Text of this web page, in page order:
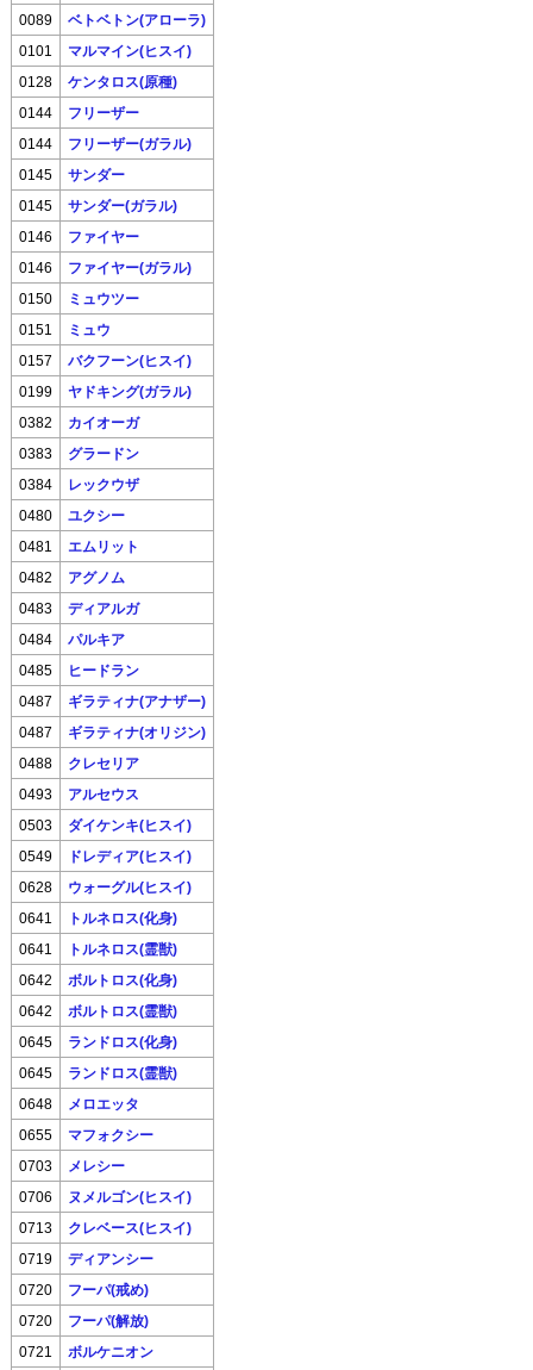
0089 ベトベトン(アローラ)
0101 マルマイン(ヒスイ)
0128 ケンタロス(原種)
0144 フリーザー
0144 フリーザー(ガラル)
0145 サンダー
0145 サンダー(ガラル)
0146 ファイヤー
0146 ファイヤー(ガラル)
0150 ミュウツー
0151 ミュウ
0157 バクフーン(ヒスイ)
0199 ヤドキング(ガラル)
0382 カイオーガ
0383 グラードン
0384 レックウザ
0480 ユクシー
0481 エムリット
0482 アグノム
0483 ディアルガ
0484 パルキア
0485 ヒードラン
0487 ギラティナ(アナザー)
0487 ギラティナ(オリジン)
0488 クレセリア
0493 アルセウス
0503 ダイケンキ(ヒスイ)
0549 ドレディア(ヒスイ)
0628 ウォーグル(ヒスイ)
0641 トルネロス(化身)
0641 トルネロス(霊獣)
0642 ボルトロス(化身)
0642 ボルトロス(霊獣)
0645 ランドロス(化身)
0645 ランドロス(霊獣)
0648 メロエッタ
0655 マフォクシー
0703 メレシー
0706 ヌメルゴン(ヒスイ)
0713 クレベース(ヒスイ)
0719 ディアンシー
0720 フーパ(戒め)
0720 フーパ(解放)
0721 ボルケニオン